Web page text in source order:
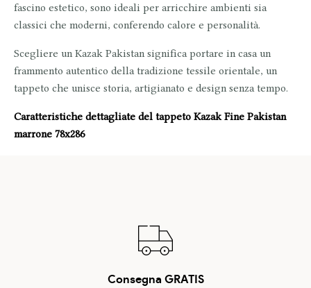
fascino estetico, sono ideali per arricchire ambienti sia
classici che moderni, conferendo calore e personalità.
Scegliere un Kazak Pakistan significa portare in casa un
frammento autentico della tradizione tessile orientale, un
tappeto che unisce storia, artigianato e design senza tempo.
Caratteristiche dettagliate del tappeto Kazak Fine Pakistan
marrone 78x286
Consegna GRATIS